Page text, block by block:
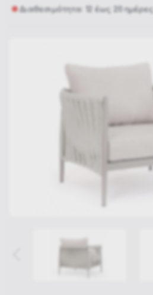
Διαθεσιμότητα: 12 έως 20 ημέρες